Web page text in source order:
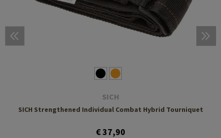
SICH
SICH Strengthened Individual Combat Hybrid Tourniquet
€ 37,90